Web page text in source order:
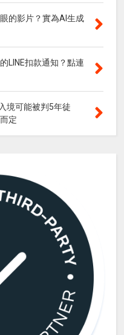
的影片？實為AI生成
LINE扣款通知？點連
境可能被判5年徒
定